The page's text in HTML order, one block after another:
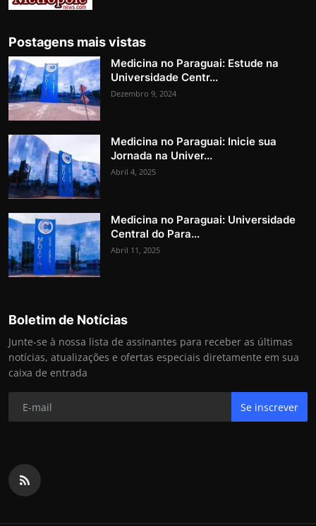
Postagens mais vistas
Medicina no Paraguai: Estude na
Universidade Centr...
Dezembro 9, 2024
Medicina no Paraguai: Inicie sua
Jornada na Univer...
Abril 4, 2025
Medicina no Paraguai: Universidade
Central do Para...
Abril 11, 2025
Boletim de Notícias
Junte-se à nossa lista de assinantes para receber as últimas
notícias, atualizações e ofertas especiais diretamente em sua
caixa de entrada
Se inscrever